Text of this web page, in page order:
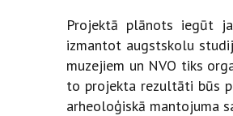
Projektā plānots iegūt
izmantot augstskolu
muzejiem un NVO tiks
to projekta rezultāti būs
arheoloģiskā mantojuma